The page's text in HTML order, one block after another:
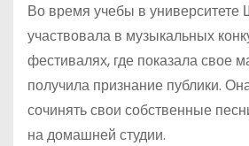
Во время учебы в университете
участвовала в музыкальных
фестивалях, где показала свое
получила признание публики.
сочинять свои собственные
на домашней студии.